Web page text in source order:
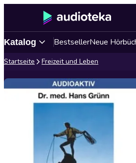
Katalog BestsellerNeue
Startseite Freizeit und Leben